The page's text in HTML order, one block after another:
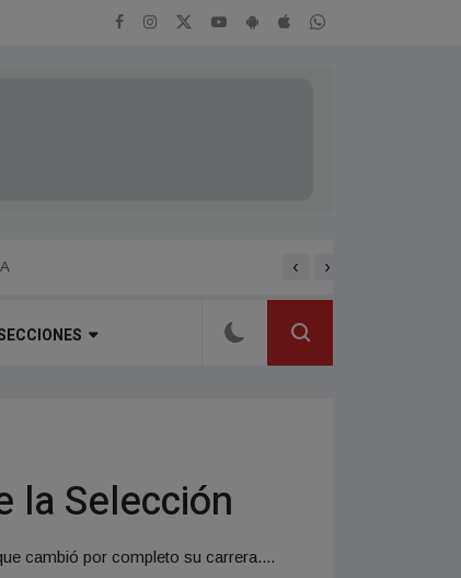
ENTREVISTA A
‹ ›
la Selección
cambió por completo su carrera....